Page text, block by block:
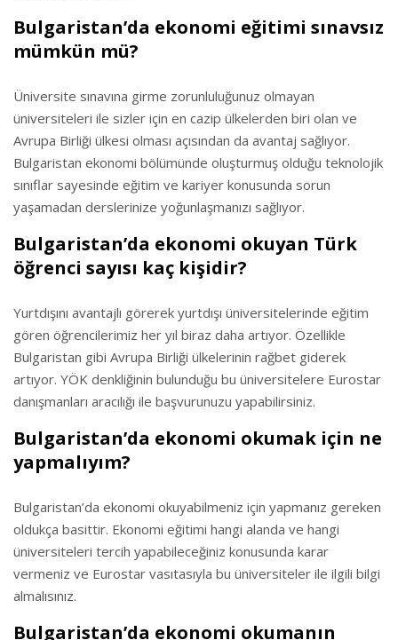
Bulgaristan’da ekonomi eğitimi sınavsız
mümkün mü?
Üniversite sınavına girme zorunluluğunuz olmayan
üniversiteleri ile sizler için en cazip ülkelerden biri olan ve
Avrupa Birliği ülkesi olması açısından da avantaj sağlıyor.
Bulgaristan ekonomi bölümünde oluşturmuş olduğu teknolojik
sınıflar sayesinde eğitim ve kariyer konusunda sorun
yaşamadan derslerinize yoğunlaşmanızı sağlıyor.
Bulgaristan’da ekonomi okuyan Türk
öğrenci sayısı kaç kişidir?
Yurtdışını avantajlı görerek yurtdışı üniversitelerinde eğitim
gören öğrencilerimiz her yıl biraz daha artıyor. Özellikle
Bulgaristan gibi Avrupa Birliği ülkelerinin rağbet giderek
artıyor. YÖK denkliğinin bulunduğu bu üniversitelere Eurostar
danışmanları aracılığı ile başvurunuzu yapabilirsiniz.
Bulgaristan’da ekonomi okumak için ne
yapmalıyım?
Bulgaristan’da ekonomi okuyabilmeniz için yapmanız gereken
oldukça basittir. Ekonomi eğitimi hangi alanda ve hangi
üniversiteleri tercih yapabileceğiniz konusunda karar
vermeniz ve Eurostar vasıtasıyla bu üniversiteler ile ilgili bilgi
almalısınız.
Bulgaristan’da ekonomi okumanın